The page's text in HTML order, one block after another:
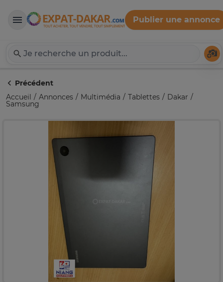
Expat-Dakar
Publier une annonce
Précédent
Accueil
Annonces Multimédia Tablettes Dakar
Samsung